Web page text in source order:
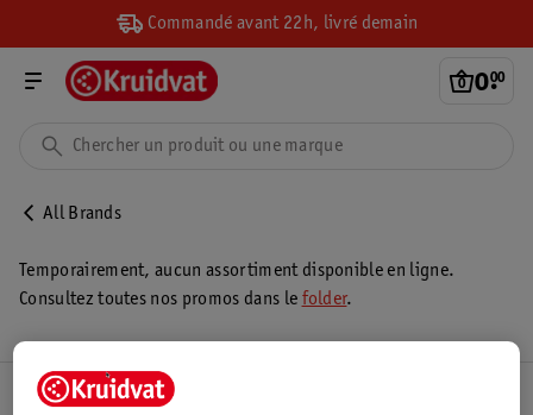
Commandé avant 22h, livré demain
0.
00
All Brands
Temporairement, aucun assortiment disponible en ligne.
Consultez toutes nos promos dans le folder.